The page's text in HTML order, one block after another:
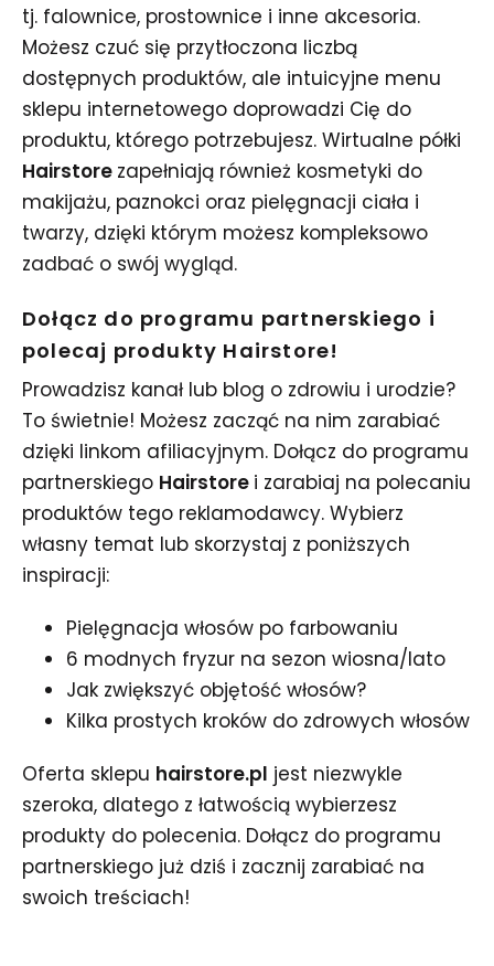
tj. falownice, prostownice i inne akcesoria.
Możesz czuć się przytłoczona liczbą
dostępnych produktów, ale intuicyjne menu
sklepu internetowego doprowadzi Cię do
produktu, którego potrzebujesz. Wirtualne półki
Hairstore zapełniają również kosmetyki do
makijażu, paznokci oraz pielęgnacji ciała i
twarzy, dzięki którym możesz kompleksowo
zadbać o swój wygląd.
Dołącz do programu partnerskiego i
polecaj produkty Hairstore!
Prowadzisz kanał lub blog o zdrowiu i urodzie?
To świetnie! Możesz zacząć na nim zarabiać
dzięki linkom afiliacyjnym. Dołącz do programu
partnerskiego Hairstore i zarabiaj na polecaniu
produktów tego reklamodawcy. Wybierz
własny temat lub skorzystaj z poniższych
inspiracji:
Pielęgnacja włosów po farbowaniu
6 modnych fryzur na sezon wiosna/lato
Jak zwiększyć objętość włosów?
Kilka prostych kroków do zdrowych włosów
Oferta sklepu hairstore.pl jest niezwykle
szeroka, dlatego z łatwością wybierzesz
produkty do polecenia. Dołącz do programu
partnerskiego już dziś i zacznij zarabiać na
swoich treściach!